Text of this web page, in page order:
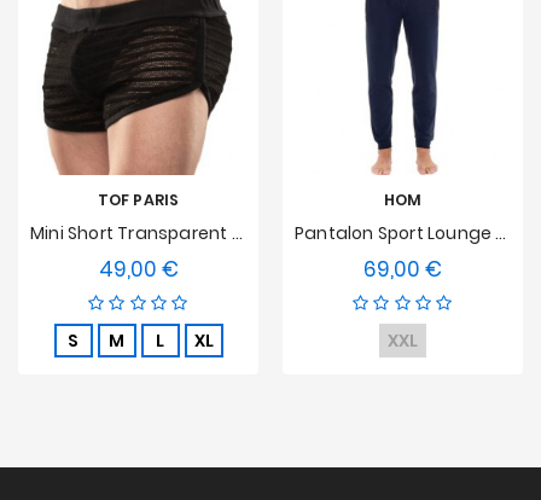
TOF PARIS
Mini Short Transparent Tof Paris Mykonos
49,00 €Prix
S M L XL
HOM
Pantalon Sport Lounge HOM - Marine
69,00 €
XXL